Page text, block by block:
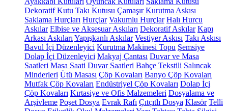
Dekoratif Kutu Takı Kutusu Çamaşır Kurutma Askısı
Saklama Hurçları Hurçlar Vakumlu Hurçlar Halı Hurcu
Askılar Elbise ve Aksesuar Askıları Dekoratif Askılar Kapı
Arkası Askıları Yapışkanlı Askılar Vestiyer Askısı Takı Askısı
Bavul İçi Düzenleyici Kurutma Makinesi Topu Şemsiye
Dolap İçi Düzenleyici Makyaj Çantası Duvar ve Masa
Saatleri Masa Saati Duvar Saatleri Bahçe Tekstili Salıncak
Minderleri Ütü Masası Çöp Kovaları Banyo Çöp Kovaları
Mutfak Çöp Kovaları Endüstriyel Çöp Kovaları Dolap İçi
Çöp Kovaları Kırtasiye ve Ofis Malzemeleri Dosyalama ve
Arşivleme Poşet Dosya Evrak Rafı Çıtçıtlı Dosya Klasör Telli